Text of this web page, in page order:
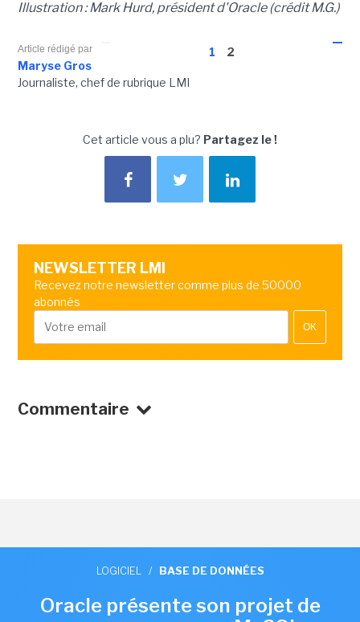
Illustration : Mark Hurd, président d'Oracle (crédit M.G.)
1 2
Article rédigé par
Maryse Gros
Journaliste, chef de rubrique LMI
Cet article vous a plu? Partagez le !
NEWSLETTER LMI
Recevez notre newsletter comme plus de 50000
abonnés
OK
Commentaire
LOGICIEL / BASE DE DONNÉES
Oracle présente son projet de